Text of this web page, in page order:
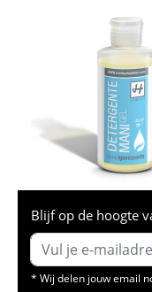
Blijf op de hoogte
* Wij delen jouw email